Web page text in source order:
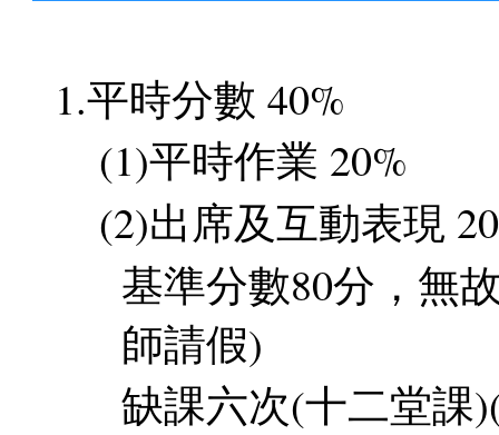
1.平時分數 40%
(1)平時作業 20%
(2)出席及互動表現
基準分數80分，無
師請假)
缺課六次(十二堂課